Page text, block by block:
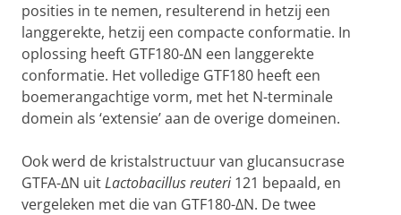
posities in te nemen, resulterend in hetzij een
langgerekte, hetzij een compacte conformatie. In
oplossing heeft GTF180-ΔN een langgerekte
conformatie. Het volledige GTF180 heeft een
boemerangachtige vorm, met het N-terminale
domein als ‘extensie’ aan de overige domeinen.
Ook werd de kristalstructuur van glucansucrase
GTFA-ΔN uitLactobacillus reuteri 121 bepaald, en
vergeleken met die van GTF180-ΔN. De twee